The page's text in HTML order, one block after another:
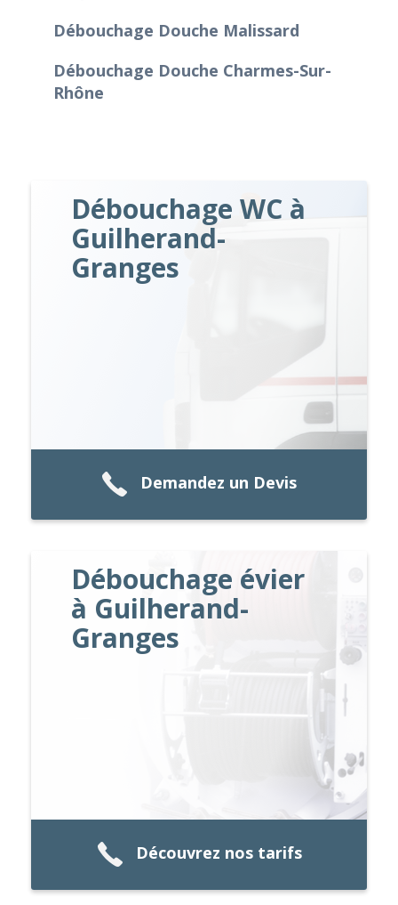
Débouchage Douche Malissard
Débouchage Douche Charmes-Sur-
Rhône
Débouchage WC à
Guilherand-
Granges
Demandez un Devis
Débouchage évier
à Guilherand-
Granges
Découvrez nos tarifs